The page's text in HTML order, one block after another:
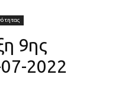
9ης
2022